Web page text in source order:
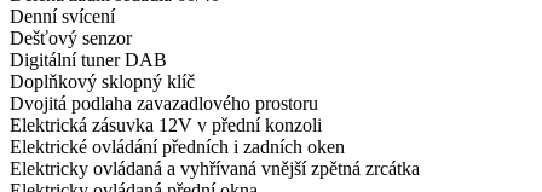
Denní svícení
Dešťový senzor
Digitální tuner DAB
Doplňkový sklopný klíč
Dvojitá podlaha zavazadlového prostoru
Elektrická zásuvka 12V v přední konzoli
Elektrické ovládání předních i zadních oken
Elektricky ovládaná a vyhřívaná vnější zpětná zrcátka